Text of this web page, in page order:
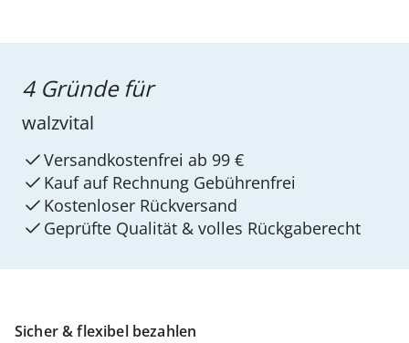
Sicher & flexibel bezahlen
4 Gründe für
walzvital
Versandkostenfrei ab 99 €
Kauf auf Rechnung Gebührenfrei
Kostenloser Rückversand
Geprüfte Qualität & volles Rückgaberecht